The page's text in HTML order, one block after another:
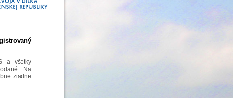
a všetky
Na
žiadne